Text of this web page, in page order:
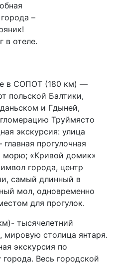
–
в отеле.
в СОПОТ (180 км) —
польской Балтики,
и Гдыней,
Труймясто
экскурсия: улица
прогулочная
морю; «Кривой домик»
города, центр
самый длинный в
мол, одновременно
для прогулок.
тысячелетний
мировую столица янтаря.
экскурсия по
Весь городской